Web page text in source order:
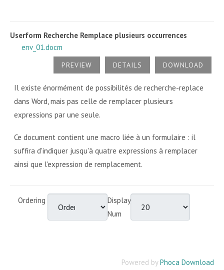
Userform Recherche Remplace plusieurs occurrences
env_01.docm
DOWNLOAD
DETAILS
PREVIEW
Il existe énormément de possibilités de recherche-replace
dans Word, mais pas celle de remplacer plusieurs
expressions par une seule.
Ce document contient une macro liée à un formulaire : il
suffira d'indiquer jusqu'à quatre expressions à remplacer
ainsi que l'expression de remplacement.
Ordering
Display
Num
Powered byPhoca Download